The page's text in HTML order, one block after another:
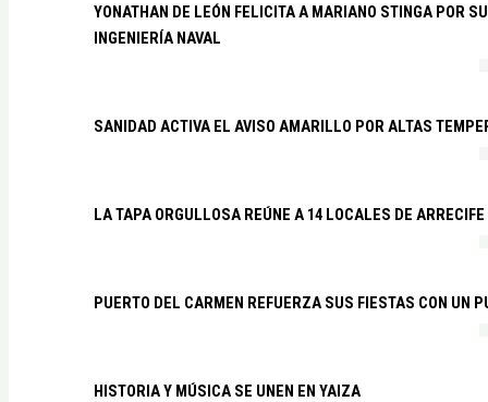
YONATHAN DE LEÓN FELICITA A MARIANO STINGA POR
INGENIERÍA NAVAL
SANIDAD ACTIVA EL AVISO AMARILLO POR ALTAS
LA TAPA ORGULLOSA REÚNE A 14 LOCALES DE ARRECIFE
PUERTO DEL CARMEN REFUERZA SUS FIESTAS CON UN
HISTORIA Y MÚSICA SE UNEN EN YAIZA